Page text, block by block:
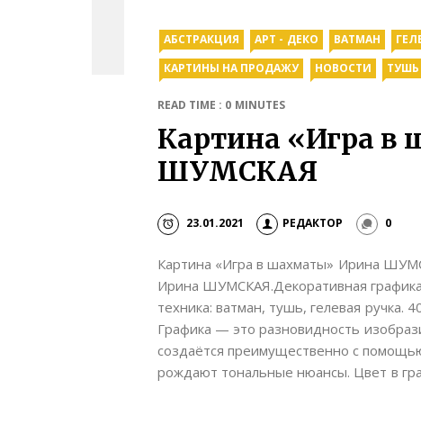
АБСТРАКЦИЯ АРТ - ДЕКО ВАТМАН
КАРТИНЫ НА ПРОДАЖУ
НОВОСТИ ТУШЬ
READ TIME : 0 MINUTES
Картина «Игра
ШУМСКАЯ
23.01.2021 РЕДАКТОР 0
Картина «Игра в шахматы» Ирина
Ирина ШУМСКАЯ.Декоративная
техника: ватман, тушь, гелевая ручка.
Графика — это разновидность
создаётся преимущественно с
рождают тональные нюансы. Цвет в